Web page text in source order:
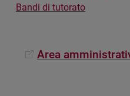
Bandi di tutorato
Area